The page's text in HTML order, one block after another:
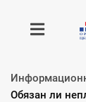
Получить
Текущий:
Обязан ли